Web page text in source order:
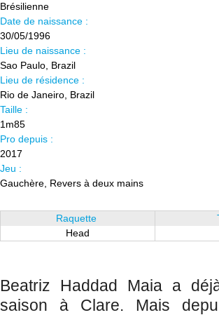
Brésilienne
Date de naissance :
30/05/1996
Lieu de naissance :
Sao Paulo, Brazil
Lieu de résidence :
Rio de Janeiro, Brazil
Taille :
1m85
Pro depuis :
2017
Jeu :
Gauchère, Revers à deux mains
Raquette
Head
Beatriz Haddad Maia a
saison à Clare. Mais